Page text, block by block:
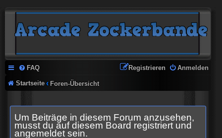
FAQ Anmelden
Registrieren
Startseite Foren-Übersicht
Um Beiträge in diesem Forum anzusehen,
musst du auf diesem Board registriert und
angemeldet sein.